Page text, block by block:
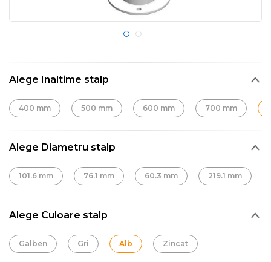
Alege Inaltime stalp
400 mm 500 mm 600 mm 700 mm
Alege Diametru stalp
101.6 mm 76.1 mm 60.3 mm 219.1 mm
Alege Culoare stalp
Galben Gri Alb Zincat